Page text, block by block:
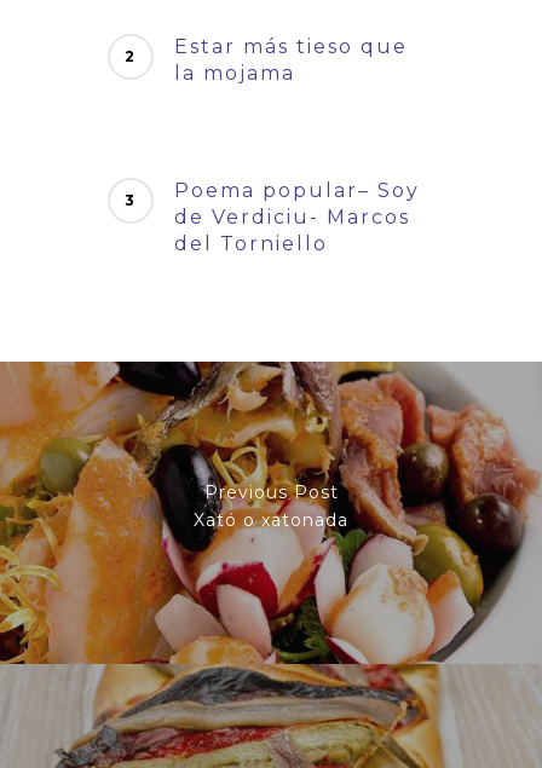
Estar más tieso que
la mojama
Poema popular– Soy
de Verdiciu- Marcos
del Torniello
Previous Post
Xató o xatonada